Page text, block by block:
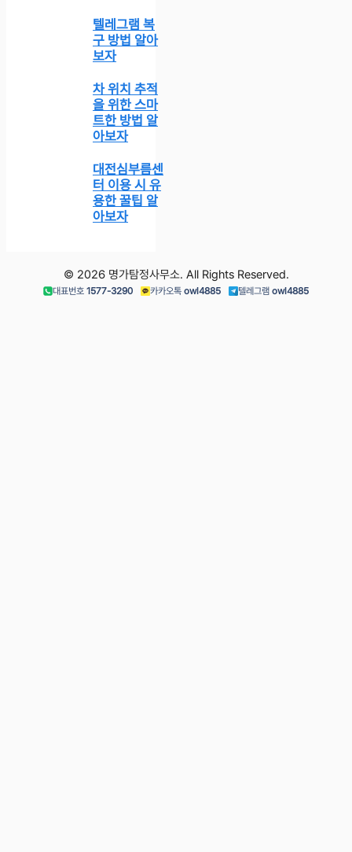
텔레그램 복
구 방법 알아
보자
차 위치 추적
을 위한 스마
트한 방법 알
아보자
대전심부름센
터 이용 시 유
용한 꿀팁 알
아보자
© 2026 명가탐정사무소. All Rights Reserved.
대표번호 1577-3290 카카오톡 owl4885 텔레그램 owl4885